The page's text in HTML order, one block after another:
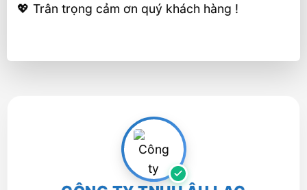
💖 Trân trọng cảm ơn quý khách hàng !